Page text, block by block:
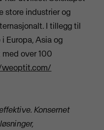
store industrier og
I tillegg til
Europa, Asia og
over 100
Konsernet